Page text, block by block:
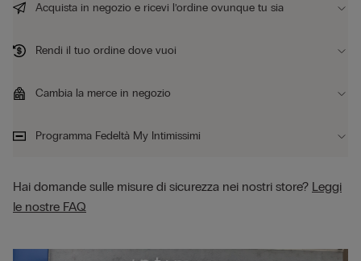
Acquista in negozio e ricevi l’ordine ovunque tu sia
Rendi il tuo ordine dove vuoi
Cambia la merce in negozio
Programma Fedeltà My Intimissimi
Hai domande sulle misure di sicurezza nei nostri store? Leggi
le nostre FAQ